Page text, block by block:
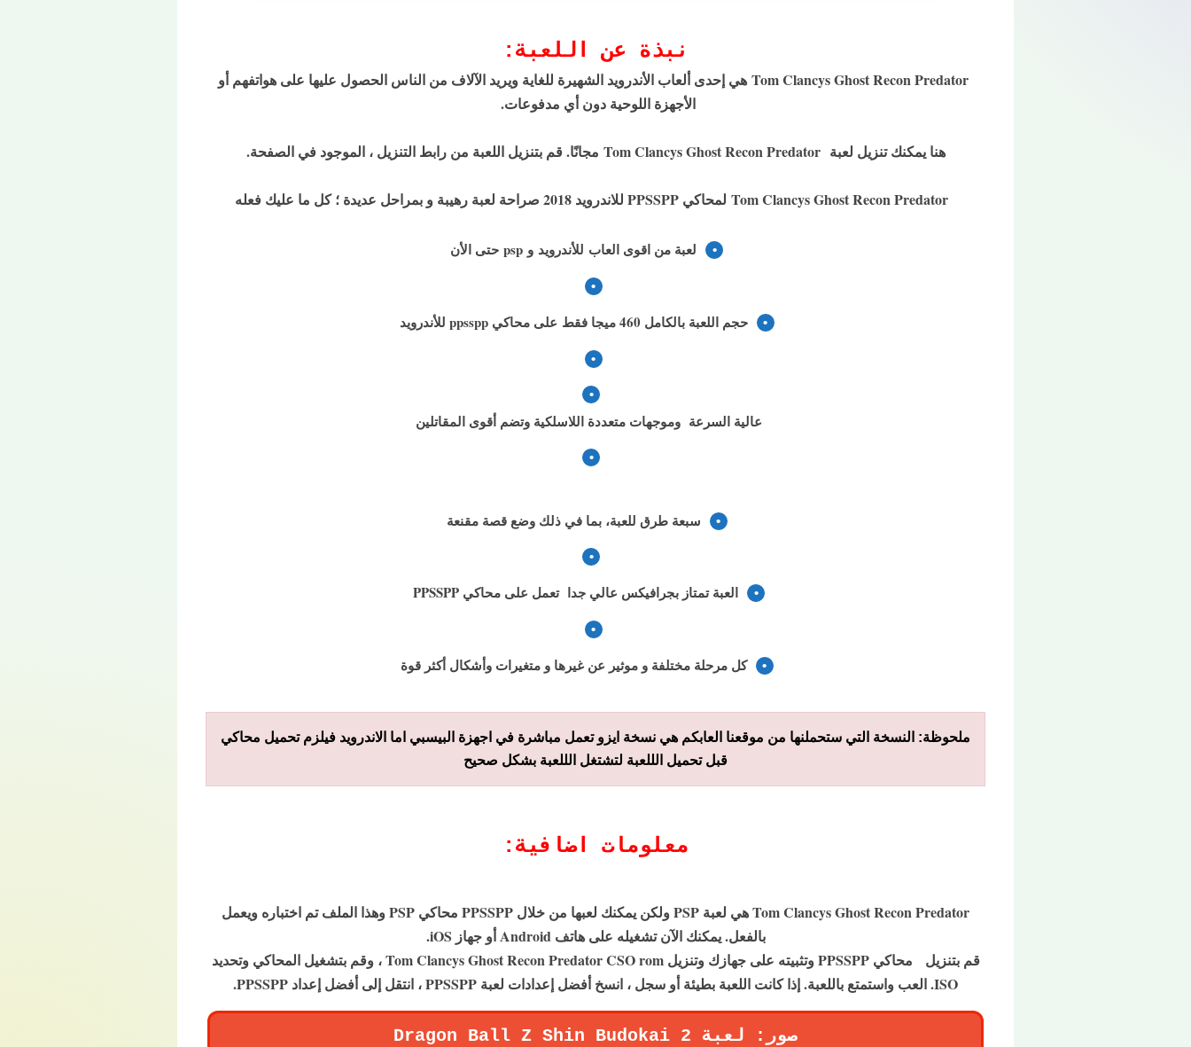
نبذة عن اللعبة:
Tom Clancys Ghost Recon Predator هي إحدى ألعاب الأندرويد الشهيرة للغاية ويريد الآلاف من الناس الحصول عليها على هواتفهم أو
الأجهزة اللوحية دون أي مدفوعات.
هنا يمكنك تنزيل لعبة Tom Clancys Ghost Recon Predator مجانًا. قم بتنزيل اللعبة من رابط التنزيل ، الموجود في الصفحة.
Tom Clancys Ghost Recon Predator لمحاكي PPSSPP للاندرويد 2018 صراحة لعبة رهيبة و بمراحل عديدة ؛ كل ما عليك فعله
لعبة من اقوى العاب للأندروید و psp حتى الأن
حجم اللعبة بالكامل 460 ميجا فقط على محاكي ppsspp للأندروید
عالية السرعة وموجهات متعددة اللاسلكية وتضم أقوى المقاتلين
سبعة طرق للعبة، بما في ذلك وضع قصة مقنعة
العبة تمتاز بجرافيكس عالي جدا تعمل على محاكي PPSSPP
كل مرحلة مختلفة و موثير عن غيرها و متغيرات وأشكال أكثر قوة
ملحوظة: النسخة التي ستحملنها من موقعنا العابكم هي نسخة ايزو تعمل مباشرة في اجهزة البيسبي اما الاندرويد فيلزم تحميل محاكي
قبل تحميل الللعبة لتشتغل الللعبة بشكل صحيح
معلومات اضافية :
Tom Clancys Ghost Recon Predator هي لعبة PSP ولكن يمكنك لعبها من خلال PPSSPP محاكي PSP وهذا الملف تم اختباره ويعمل
بالفعل. يمكنك الآن تشغيله على هاتف Android أو جهاز iOS.
قم بتنزيل محاكي PPSSPP وتثبيته على جهازك وتنزيل Tom Clancys Ghost Recon Predator CSO rom ، وقم بتشغيل المحاكي وتحديد
ISO. العب واستمتع باللعبة. إذا كانت اللعبة بطيئة أو سجل ، انسخ أفضل إعدادات لعبة PPSSPP ، انتقل إلى أفضل إعداد PPSSPP.
صور: لعبة Dragon Ball Z Shin Budokai 2